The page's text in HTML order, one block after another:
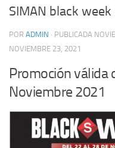
SIMAN black week
POR ADMIN · PUBLICADA
NOVIEMBRE 23, 2021
Promoción válida
Noviembre 2021